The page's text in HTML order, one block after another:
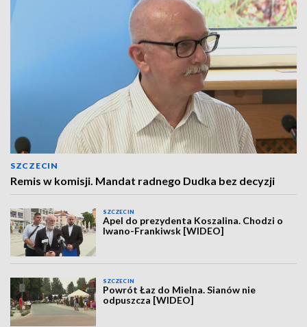
SZCZECIN
Remis w komisji. Mandat radnego Dudka bez decyzji
SZCZECIN
Apel do prezydenta Koszalina. Chodzi o
Iwano-Frankiwsk [WIDEO]
SZCZECIN
Powrót Łaz do Mielna. Sianów nie
odpuszcza [WIDEO]